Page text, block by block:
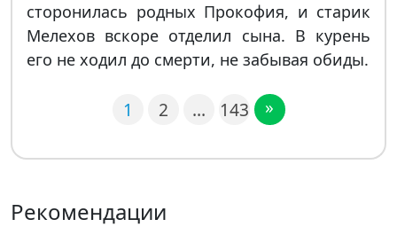
сторонилась родных Прокофия, и старик
Мелехов вскоре отделил сына. В курень
его не ходил до смерти, не забывая обиды.
1 2 … 143 »
Рекомендации